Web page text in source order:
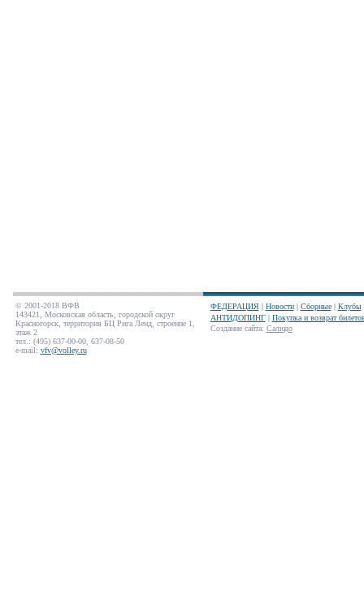
© 2001-2018 ВФВ
143421, Московская область, городской округ
Красногорск, территория БЦ Рига Ленд, строение 1,
этаж 2
тел.: (495) 637-00-00, 637-08-50
e-mail: vfv@volley.ru
ФЕДЕРАЦИЯ| Новости| Сборные| Клубы
АНТИДОПИНГ| Покупка и возврат
Создание сайта: Салюдо